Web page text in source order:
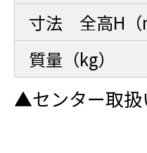
寸法 全高H（
質量（kg）
▲センター取扱